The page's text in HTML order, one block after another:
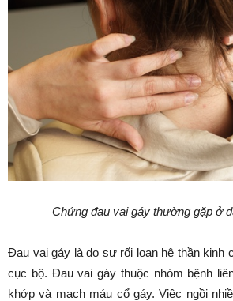
Chứng đau vai gáy thường gặp ở
Đau vai gáy là do sự rối loạn hệ thần kinh
cục bộ. Đau vai gáy thuộc nhóm bệnh
khớp và mạch máu cổ gáy. Việc ngồi